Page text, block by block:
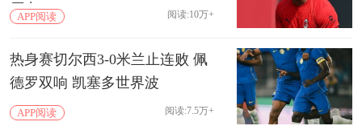
压力
APP阅读 阅读:10万+
热身赛切尔西3-0米兰止连败 佩
德罗双响 凯塞多世界波
APP阅读 阅读:7.5万+